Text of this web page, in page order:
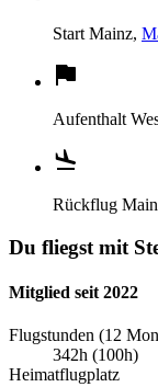
Start Mainz,
Aufenthalt
Rückflug
Du fliegst mit
Mitglied seit 2022
Flugstunden (12
342h (100h)
Heimatflugplatz